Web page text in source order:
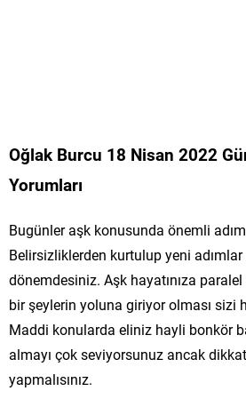
Oğlak Burcu 18 Nisan 2022
Yorumları
Bugünler aşk konusunda önemli
Belirsizliklerden kurtulup yeni adımlar
dönemdesiniz. Aşk hayatınıza
bir şeylerin yoluna giriyor olması sizi
Maddi konularda eliniz hayli bonkör
almayı çok seviyorsunuz ancak
yapmalısınız.